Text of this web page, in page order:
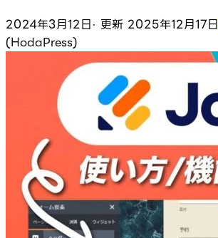
2024年3月12日· 更新 2025年12月17日
(HodaPress)